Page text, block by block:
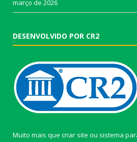
março de 2026
DESENVOLVIDO POR CR2
Muito mais que criar site ou sistema